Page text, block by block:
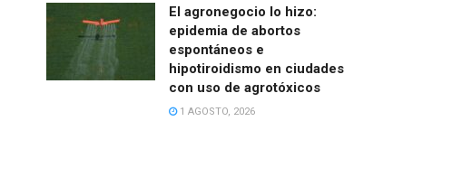
El agronegocio lo hizo:
epidemia de abortos
espontáneos e
hipotiroidismo en ciudades
con uso de agrotóxicos
1 AGOSTO, 2026